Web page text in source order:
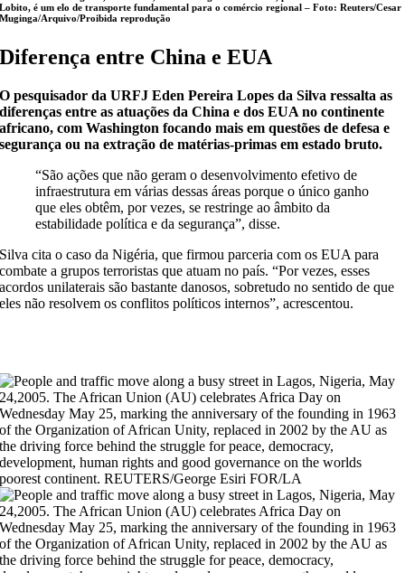
Lobito, é um elo de transporte fundamental para o comércio regional – Foto: Reuters/Cesar
Muginga/Arquivo/Proibida reprodução
Diferença entre China e EUA
O pesquisador da URFJ Eden Pereira Lopes da Silva ressalta as
diferenças entre as atuações da China e dos EUA no continente
africano, com Washington focando mais em questões de defesa e
segurança ou na extração de matérias-primas em estado bruto.
“São ações que não geram o desenvolvimento efetivo de
infraestrutura em várias dessas áreas porque o único ganho
que eles obtêm, por vezes, se restringe ao âmbito da
estabilidade política e da segurança”, disse.
Silva cita o caso da Nigéria, que firmou parceria com os EUA para
combate a grupos terroristas que atuam no país. “Por vezes, esses
acordos unilaterais são bastante danosos, sobretudo no sentido de que
eles não resolvem os conflitos políticos internos”, acrescentou.